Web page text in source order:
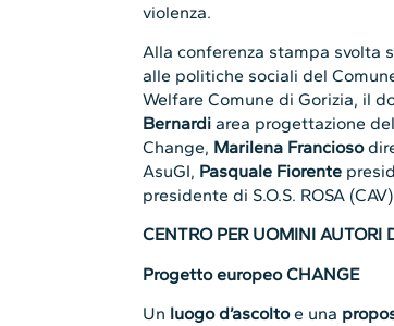
violenza.
Alla conferenza stampa svolta
alle politiche sociali del
Welfare Comune di Gorizia, il
Bernardi area progettazione
Change, Marilena Francioso
AsuGI, Pasquale Fiorente
presidente di S.O.S. ROSA
CENTRO PER UOMINI AUTORI
Progetto europeo CHANGE
Un luogo d’ascoltoe una